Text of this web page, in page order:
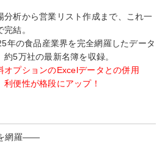
分析から営業リスト作成まで、これ一
完結。
年の食品産業界を完全網羅したデータ
約5万社の最新名簿を収録。
オプションのExcelデータとの併用
利便性が格段にアップ！
網羅――